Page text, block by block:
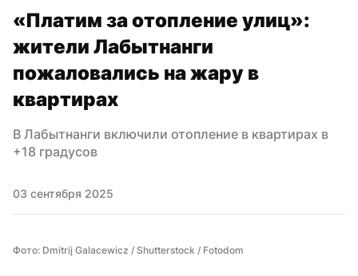
«Платим за отопление улиц»:
жители Лабытнанги
пожаловались на жару в
квартирах
В Лабытнанги включили отопление в квартирах в
+18 градусов
03 сентября 2025
Фото: Dmitrij Galacewicz / Shutterstock / Fotodom